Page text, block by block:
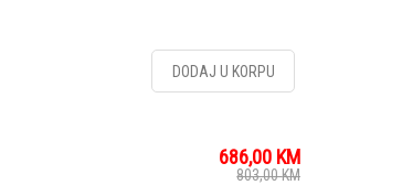
DODAJ U KORPU
686,00 KM
803,00KM